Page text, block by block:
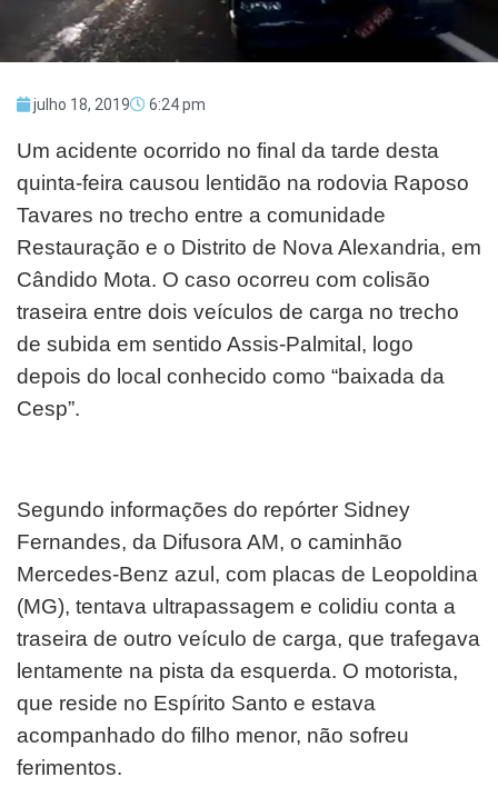
julho 18, 2019 6:24 pm
Um acidente ocorrido no final da tarde desta
quinta-feira causou lentidão na rodovia Raposo
Tavares no trecho entre a comunidade
Restauração e o Distrito de Nova Alexandria, em
Cândido Mota. O caso ocorreu com colisão
traseira entre dois veículos de carga no trecho
de subida em sentido Assis-Palmital, logo
depois do local conhecido como “baixada da
Cesp”.
Segundo informações do repórter Sidney
Fernandes, da Difusora AM, o caminhão
Mercedes-Benz azul, com placas de Leopoldina
(MG), tentava ultrapassagem e colidiu conta a
traseira de outro veículo de carga, que trafegava
lentamente na pista da esquerda. O motorista,
que reside no Espírito Santo e estava
acompanhado do filho menor, não sofreu
ferimentos.